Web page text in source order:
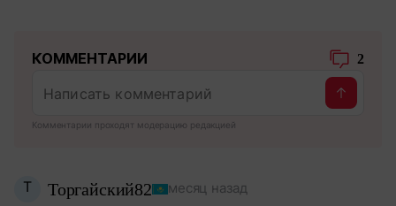
КОММЕНТАРИИ 2
Комментарии проходят модерацию редакцией
Т Торгайский82 месяц назад